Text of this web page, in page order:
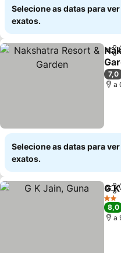
Selecione as datas para
exatos.
Ver
7,0
a
Selecione as datas para
exatos.
G
2
8,0
a